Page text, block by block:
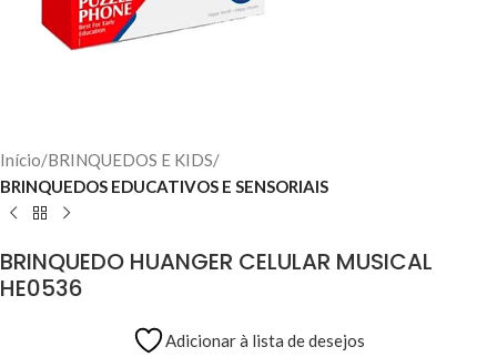
Início BRINQUEDOS E KIDS
BRINQUEDOS EDUCATIVOS E SENSORIAIS
BRINQUEDO HUANGER CELULAR MUSICAL
HE0536
Adicionar à lista de desejos